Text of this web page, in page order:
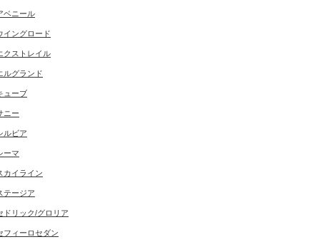
ベニール
イングロード
クストレイル
ルグランド
ューブ
ニー
ルビア
ーマ
カイライン
テージア
ドリック/グロリア
フィーロセダン